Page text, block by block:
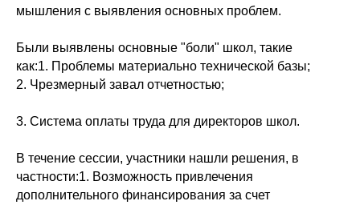
мышления с выявления основных проблем.
Были выявлены основные "боли" школ, такие
как:1. Проблемы материально технической базы;
2. Чрезмерный завал отчетностью;
3. Система оплаты труда для директоров школ.
В течение сессии, участники нашли решения, в
частности:1. Возможность привлечения
дополнительного финансирования за счет